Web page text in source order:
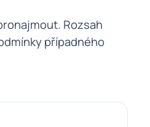
Rozsah
případného